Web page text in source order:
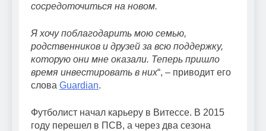
сосредоточиться на новом.
Я хочу поблагодарить мою семью,
родственников и друзей за всю поддержку,
которую они мне оказали. Теперь пришло
время инвестировать в них“, – приводит его
слова Guardian.
Футболист начал карьеру в Витессе. В 2015
году перешел в ПСВ, а через два сезона